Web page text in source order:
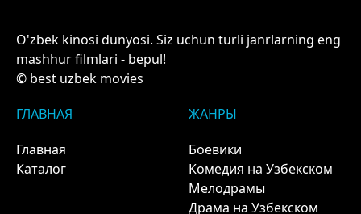
O'zbek kinosi dunyosi. Siz uchun turli janrlarning eng
mashhur filmlari - bepul!
© best uzbek movies
ГЛАВНАЯ
Главная
Каталог
ЖАНРЫ
Боевики
Комедия на Узбекском
Мелодрамы
Драма на Узбекском